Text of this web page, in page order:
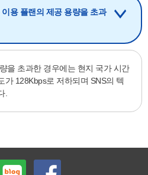
용 플랜의 제공 용량을 초과
을 초과한 경우에는 현지 국가 시간
가 128Kbps로 저하되며 SNS의 텍
.